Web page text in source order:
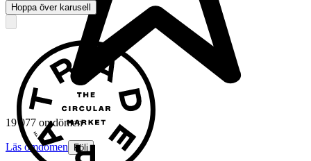
19 077 omdömen
Läs omdömen Följ
Hoppa över karusell